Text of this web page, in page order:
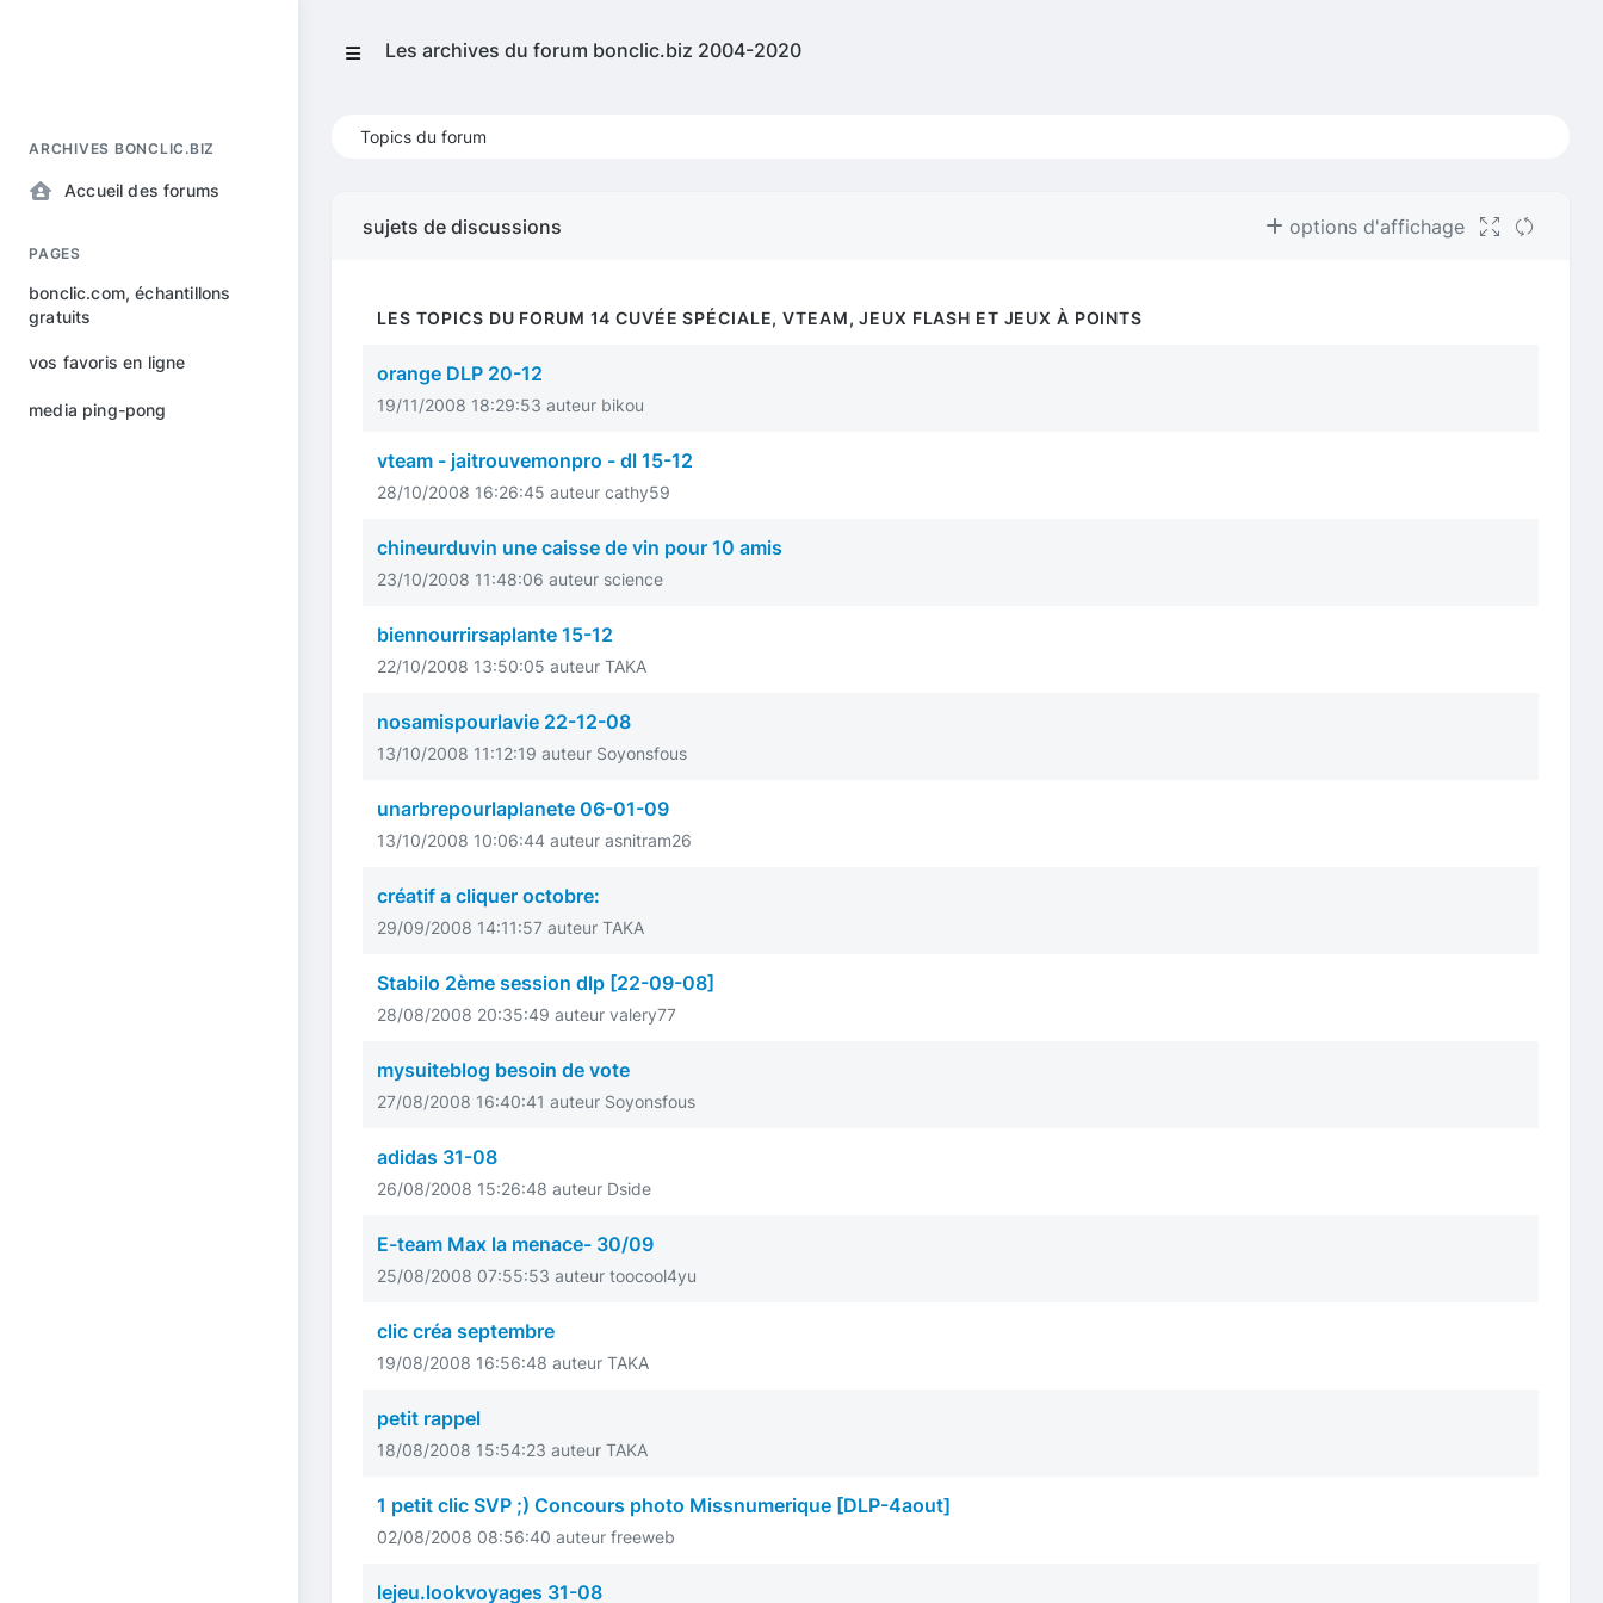
ARCHIVES BONCLIC.BIZ
Accueil des forums
PAGES
bonclic.com, échantillons
gratuits
vos favoris en ligne
media ping-pong
Les archives du forum bonclic.biz 2004-2020
Topics du forum
sujets de discussions options d'affichage
LES TOPICS DU FORUM 14 CUVÉE SPÉCIALE, VTEAM, JEUX FLASH ET JEUX À POINTS
orange DLP 20-12
19/11/2008 18:29:53 auteur bikou
vteam - jaitrouvemonpro - dl 15-12
28/10/2008 16:26:45 auteur cathy59
chineurduvin une caisse de vin pour 10 amis
23/10/2008 11:48:06 auteur science
biennourrirsaplante 15-12
22/10/2008 13:50:05 auteur TAKA
nosamispourlavie 22-12-08
13/10/2008 11:12:19 auteur Soyonsfous
unarbrepourlaplanete 06-01-09
13/10/2008 10:06:44 auteur asnitram26
créatif a cliquer octobre:
29/09/2008 14:11:57 auteur TAKA
Stabilo 2ème session dlp [22-09-08]
28/08/2008 20:35:49 auteur valery77
mysuiteblog besoin de vote
27/08/2008 16:40:41 auteur Soyonsfous
adidas 31-08
26/08/2008 15:26:48 auteur Dside
E-team Max la menace- 30/09
25/08/2008 07:55:53 auteur toocool4yu
clic créa septembre
19/08/2008 16:56:48 auteur TAKA
petit rappel
18/08/2008 15:54:23 auteur TAKA
1 petit clic SVP ;) Concours photo Missnumerique [DLP-4aout]
02/08/2008 08:56:40 auteur freeweb
lejeu.lookvoyages 31-08